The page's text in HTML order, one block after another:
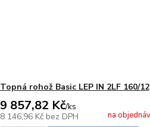
Topná rohož Basic LEP IN 2LF 160/
9 857,82 Kč/ks
8 146,96 Kč bez DPH na